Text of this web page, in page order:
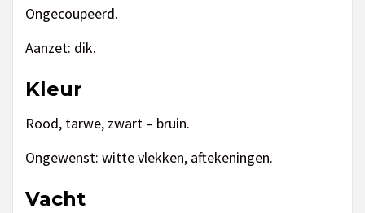
Ongecoupeerd.
Aanzet: dik.
Kleur
Rood, tarwe, zwart – bruin.
Ongewenst: witte vlekken, aftekeningen.
Vacht